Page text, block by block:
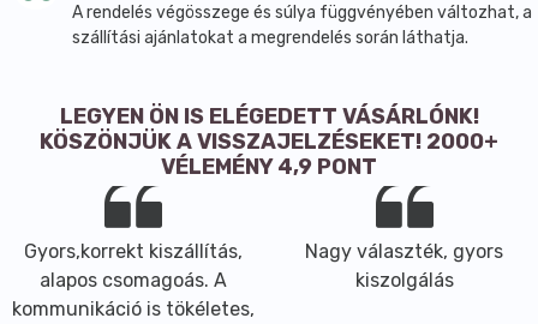
A rendelés végösszege és súlya függvényében változhat, a
szállítási ajánlatokat a megrendelés során láthatja.
LEGYEN ÖN IS ELÉGEDETT VÁSÁRLÓNK!
KÖSZÖNJÜK A VISSZAJELZÉSEKET! 2000+
VÉLEMÉNY 4,9 PONT
Gyors,korrekt kiszállítás,
alapos csomagoás. A
kommunikáció is tökéletes,
Nagy választék, gyors
kiszolgálás